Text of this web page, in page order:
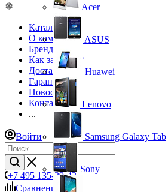
❅
Каталог
О компании
Бренды
Как заказать?
Доставка
Гарантия
Новости
Контакты
...
Войти
+7 495 135-39-43
Сравнение
0
Acer
ASUS
Huawei
Lenovo
Samsung Galaxy Tab
Sony